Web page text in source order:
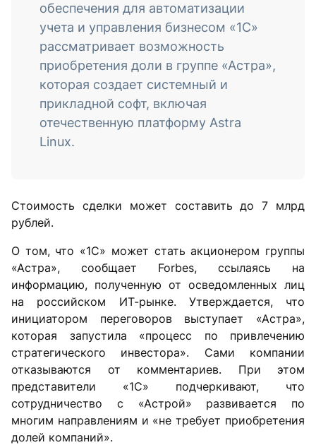
обеспечения для автоматизации
учета и управления бизнесом «1С»
рассматривает возможность
приобретения доли в группе «Астра»,
которая создает системный и
прикладной софт, включая
отечественную платформу Astra
Linux.
Стоимость сделки может составить до 7 млрд
рублей.
О том, что «1С» может стать акционером группы
«Астра», сообщает Forbes, ссылаясь на
информацию, полученную от осведомленных лиц
на российском ИТ-рынке. Утверждается, что
инициатором переговоров выступает «Астра»,
которая запустила «процесс по привлечению
стратегического инвестора». Сами компании
отказываются от комментариев. При этом
представители «1С» подчеркивают, что
сотрудничество с «Астрой» развивается по
многим направлениям и «не требует приобретения
долей компаний».